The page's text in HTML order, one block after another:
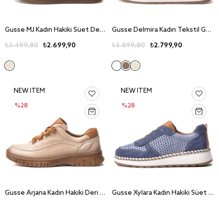
Gusse MJ Kadın Hakiki Süet Deri Günlük Ayakkabı 241094-2
₺2.699,90
₺3.499,80
Gusse Delmira Kadın Tekstil Günlük Ayakkabı 26057-4
₺2.799,90
₺3.899,80
Gusse Arjana Kadın Hakiki Deri Günlük Ayakkabı 26061
NEW ITEM
%28
Gusse Xylara Kadın Hakiki Süet Deri Günlük Ayakkabı 26080-2
NEW ITEM
%28